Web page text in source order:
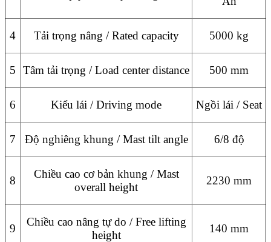
4 Tải trọng nâng / Rated capacity 5000 kg
5 Tâm tải trọng / Load center distance 500 mm
6 Kiểu lái / Driving mode Ngồi lái / Seat
7 Độ nghiêng khung / Mast tilt angle 6/8 độ
8
Chiều cao cơ bản khung / Mast
overall height
2230 mm
9
Chiều cao nâng tự do / Free lifting
height
140 mm